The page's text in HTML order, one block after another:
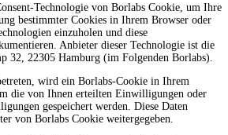
Technologie von Borlabs Cookie, um Ihre
bestimmter Cookies in Ihrem Browser oder
einzuholen und diese
Anbieter dieser Technologie ist die
32, 22305 Hamburg (im Folgenden Borlabs).
wird ein Borlabs-Cookie in Ihrem
die von Ihnen erteilten Einwilligungen oder
gespeichert werden. Diese Daten
von Borlabs Cookie weitergegeben.